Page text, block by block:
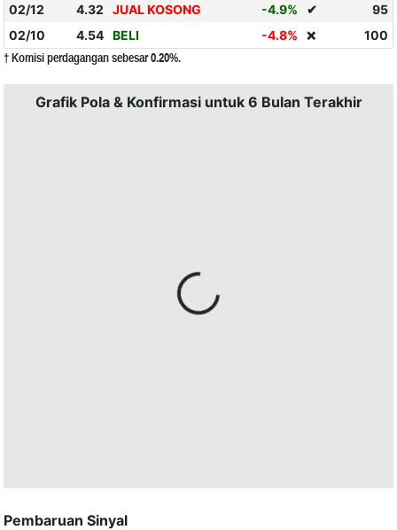
02/12
4.32 JUAL KOSONG -4.9% ✔
95
02/10
4.54 BELI -4.8% ❌ 100
† Komisi perdagangan sebesar 0.20%.
Grafik Pola & Konfirmasi untuk 6 Bulan Terakhir
Pembaruan Sinyal